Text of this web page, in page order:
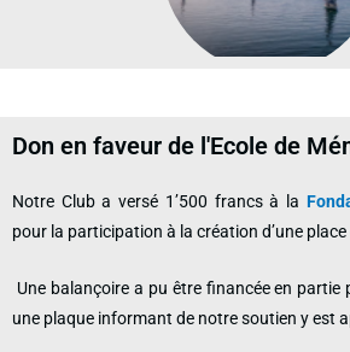
Don en faveur de l'Ecole de
Notre Club a versé 1’500 francs à la
pour la participation à la création d’une place
Une balançoire a pu être financée en
une plaque informant de notre soutien y est